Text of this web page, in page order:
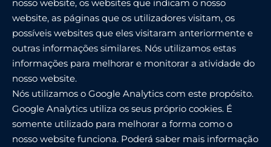
nosso website, os websites que indicam o nosso
website, as páginas que os utilizadores visitam, os
possíveis websites que eles visitaram anteriormente e
outras informações similares. Nós utilizamos estas
informações para melhorar e monitorar a atividade do
nosso website.
Nós utilizamos o Google Analytics com este propósito.
Google Analytics utiliza os seus próprio cookies. É
somente utilizado para melhorar a forma como o
nosso website funciona. Poderá saber mais informação